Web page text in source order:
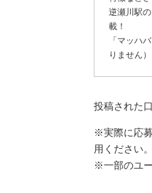
逆瀬川駅
載！
「マッハ
りません）
投稿された
※実際に応
用ください。
※一部のユ